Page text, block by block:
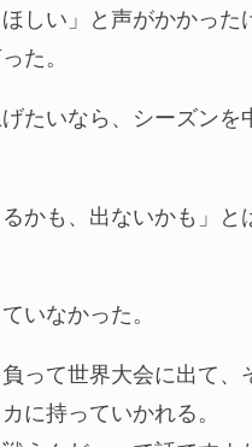
しい」と声がかかった
た。
げたいなら、シーズンを
かも、出ないかも」と
いなかった。
って世界大会に出て、
に持っていかれる。